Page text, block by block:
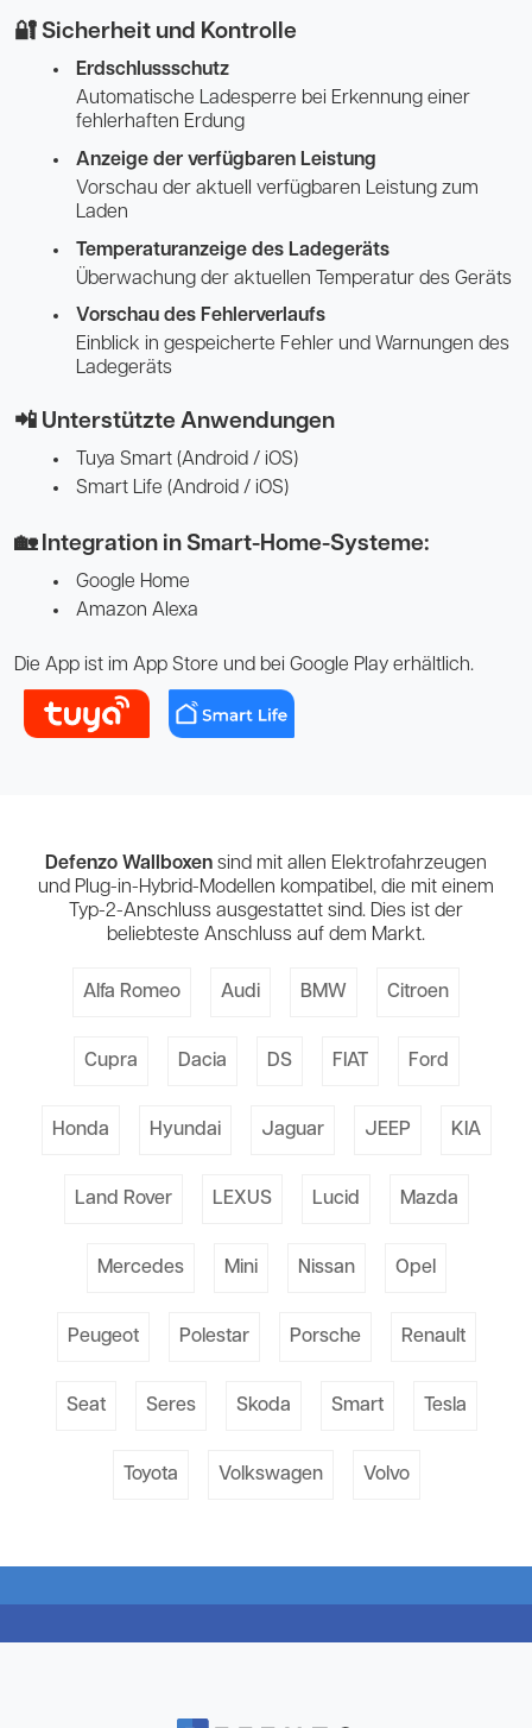
🔐 Sicherheit und Kontrolle
Erdschlussschutz
Automatische Ladesperre bei Erkennung einer
fehlerhaften Erdung
Anzeige der verfügbaren Leistung
Vorschau der aktuell verfügbaren Leistung zum
Laden
Temperaturanzeige des Ladegeräts
Überwachung der aktuellen Temperatur des Geräts
Vorschau des Fehlerverlaufs
Einblick in gespeicherte Fehler und Warnungen des
Ladegeräts
📲 Unterstützte Anwendungen
Tuya Smart (Android / iOS)
Smart Life (Android / iOS)
🏡 Integration in Smart-Home-Systeme:
Google Home
Amazon Alexa
Die App ist im App Store und bei Google Play erhältlich.
Defenzo Wallboxen sind mit allen Elektrofahrzeugen
und Plug-in-Hybrid-Modellen kompatibel, die mit einem
Typ-2-Anschluss ausgestattet sind. Dies ist der
beliebteste Anschluss auf dem Markt.
Alfa Romeo Audi BMW Citroen
Cupra Dacia DS FIAT Ford
Honda Hyundai Jaguar JEEP KIA
Land Rover LEXUS Lucid Mazda
Mercedes Mini Nissan Opel
Peugeot Polestar Porsche Renault
Seat Seres Skoda Smart Tesla
Toyota Volkswagen Volvo